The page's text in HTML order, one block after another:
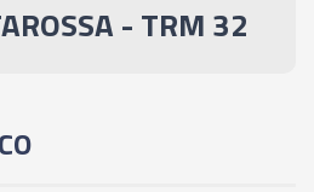
- TRM 32